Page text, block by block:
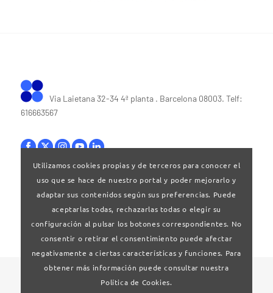
Via Laietana 32-34 4ª planta . Barcelona 08003. Telf:
616663567
Bases legales|Política de privacitat
© 2024 Clúster Audiovisual de Catalunya
Utilizamos cookies propias y de terceros para conocer el
uso que se hace de nuestro portal y poder mejorarlo y
adaptar sus contenidos según sus preferencias. Puede
aceptarlas todas, rechazarlas todas o elegir su
configuración al pulsar los botones correspondientes. No
consentir o retirar el consentimiento puede afectar
negativamente a ciertas características y funciones. Para
obtener más información puede consultar nuestra
Política de Cookies.